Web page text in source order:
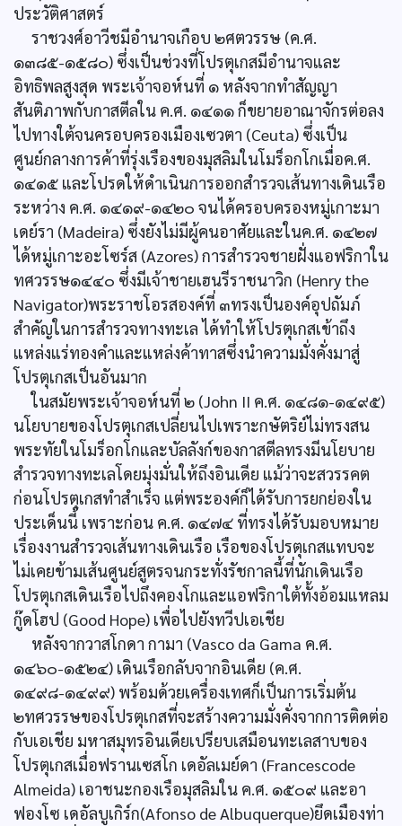
ประวัติศาสตร์
ราชวงศ์อาวีชมีอำนาจเกือบ ๒ศตวรรษ (ค.ศ.
๑๓๘๕-๑๕๘๐) ซึ่งเป็นช่วงที่โปรตุเกสมีอำนาจและ
อิทธิพลสูงสุด พระเจ้าจอห์นที่ ๑ หลังจากทำสัญญา
สันติภาพกับกาสตีลใน ค.ศ. ๑๔๑๑ ก็ขยายอาณาจักรต่อลง
ไปทางใต้จนครอบครองเมืองเซวตา (Ceuta) ซึ่งเป็น
ศูนย์กลางการค้าที่รุ่งเรืองของมุสลิมในโมร็อกโกเมื่อค.ศ.
๑๔๑๕ และโปรดให้ดำเนินการออกสำรวจเส้นทางเดินเรือ
ระหว่าง ค.ศ. ๑๔๑๙-๑๔๒๐ จนได้ครอบครองหมู่เกาะมา
เดย์รา (Madeira) ซึ่งยังไม่มีผู้คนอาศัยและในค.ศ. ๑๔๒๗
ได้หมู่เกาะอะโซร์ส (Azores) การสำรวจชายฝั่งแอฟริกาใน
ทศวรรษ๑๔๔๐ ซึ่งมีเจ้าชายเฮนรีราชนาวิก (Henry the
Navigator)พระราชโอรสองค์ที่ ๓ทรงเป็นองค์อุปถัมภ์
สำคัญในการสำรวจทางทะเล ได้ทำให้โปรตุเกสเข้าถึง
แหล่งแร่ทองคำและแหล่งค้าทาสซึ่งนำความมั่งคั่งมาสู่
โปรตุเกสเป็นอันมาก
ในสมัยพระเจ้าจอห์นที่ ๒ (John II ค.ศ. ๑๔๘๑-๑๔๙๕)
นโยบายของโปรตุเกสเปลี่ยนไปเพราะกษัตริย์ไม่ทรงสน
พระทัยในโมร็อกโกและบัลลังก์ของกาสตีลทรงมีนโยบาย
สำรวจทางทะเลโดยมุ่งมั่นให้ถึงอินเดีย แม้ว่าจะสวรรคต
ก่อนโปรตุเกสทำสำเร็จ แต่พระองค์ก็ได้รับการยกย่องใน
ประเด็นนี้ เพราะก่อน ค.ศ. ๑๔๗๔ ที่ทรงได้รับมอบหมาย
เรื่องงานสำรวจเส้นทางเดินเรือ เรือของโปรตุเกสแทบจะ
ไม่เคยข้ามเส้นศูนย์สูตรจนกระทั่งรัชกาลนี้ที่นักเดินเรือ
โปรตุเกสเดินเรือไปถึงคองโกและแอฟริกาใต้ทั้งอ้อมแหลม
กู๊ดโฮป (Good Hope) เพื่อไปยังทวีปเอเชีย
หลังจากวาสโกดา กามา (Vasco da Gama ค.ศ.
๑๔๖๐-๑๕๒๔) เดินเรือกลับจากอินเดีย (ค.ศ.
๑๔๙๘-๑๔๙๙) พร้อมด้วยเครื่องเทศก็เป็นการเริ่มต้น
๒ทศวรรษของโปรตุเกสที่จะสร้างความมั่งคั่งจากการติดต่อ
กับเอเชีย มหาสมุทรอินเดียเปรียบเสมือนทะเลสาบของ
โปรตุเกสเมื่อฟรานเซสโก เดอัลเมย์ดา (Francescode
Almeida) เอาชนะกองเรือมุสลิมใน ค.ศ. ๑๕๐๙ และอา
ฟองโซ เดอัลบูเกิร์ก(Afonso de Albuquerque)ยึดเมืองท่า